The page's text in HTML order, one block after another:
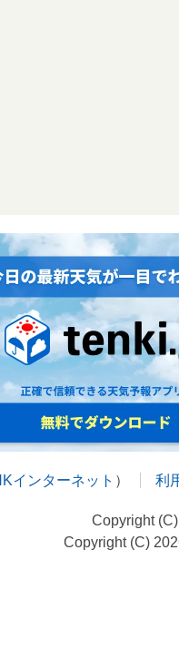
インターネット ） 利
Copyright
Copyright (C)